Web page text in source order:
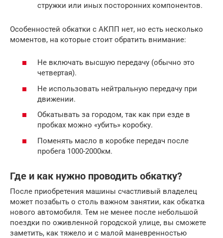
стружки или иных посторонних компонентов.
Особенностей обкатки с АКПП нет, но есть несколько
моментов, на которые стоит обратить внимание:
Не включать высшую передачу (обычно это
четвертая).
Не использовать нейтральную передачу при
движении.
Обкатывать за городом, так как при езде в
пробках можно «убить» коробку.
Поменять масло в коробке передач после
пробега 1000-2000км.
Где и как нужно проводить обкатку?
После приобретения машины счастливый владелец
может позабыть о столь важном занятии, как обкатка
нового автомобиля. Тем не менее после небольшой
поездки по оживленной городской улице, вы сможете
заметить, как тяжело и с малой маневренностью